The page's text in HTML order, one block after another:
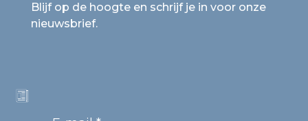
Blijf op de hoogte en schrijf je in voor onze
nieuwsbrief.